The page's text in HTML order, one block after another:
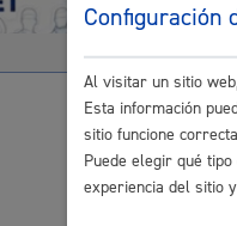
Configuración
Al visitar un sitio
Esta información
sitio funcione
Puede elegir qué
experiencia del sitio